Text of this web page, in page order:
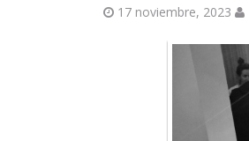
17 noviembre, 2023